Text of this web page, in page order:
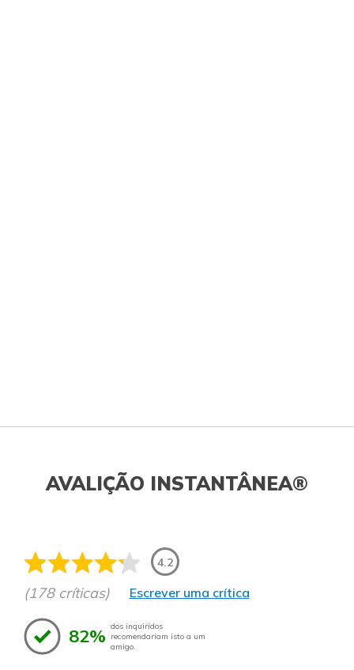
AVALIÇÃO INSTANTÂNEA®
4.2
(178 críticas) Escrever uma crítica
82% dos inquiridos
recomendariam isto a um
amigo.